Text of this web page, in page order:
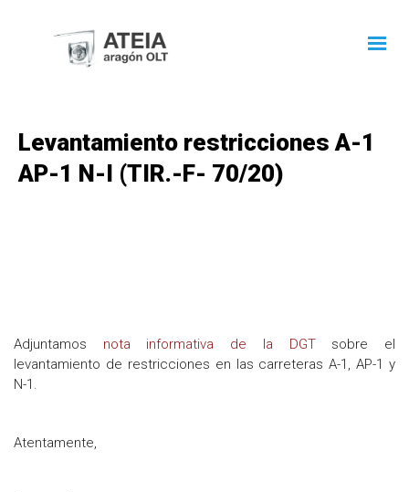
Levantamiento restricciones A-1
AP-1 N-I (TIR.-F- 70/20)
Adjuntamos nota informativa de la DGTsobre el
levantamiento de restricciones en las carreteras A-1, AP-1 y
N-1.
Atentamente,